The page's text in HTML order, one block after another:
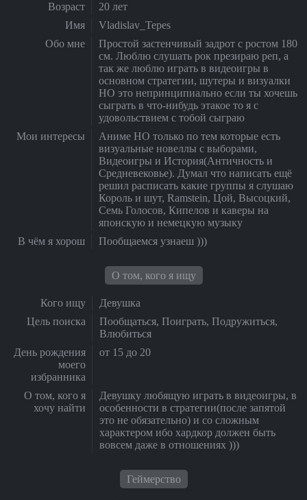
Возраст
20 лет
Имя
Vladislav_Tepes
Обо мне
Простой застенчивый задрот с ростом 180
см. Люблю слушать рок презираю реп, а
так же люблю играть в видеоигры в
основном стратегии, шутеры и визуалки
НО это непринципиально если ты хочешь
сыграть в что-нибудь этакое то я с
удовольствием с тобой сыграю
Мои интересы
Аниме НО только по тем которые есть
визуальные новеллы с выборами,
Видеоигры и История(Античность и
Средневековье). Думал что написать ещё
решил расписать какие группы я слушаю
Король и шут, Ramstein, Цой, Высоцкий,
Семь Голосов, Кипелов и каверы на
японскую и немецкую музыку
В чём я хорош
Пообщаемся узнаеш )))
О том, кого я ищу
Кого ищу
Девушка
Цель поиска
Пообщаться, Поиграть, Подружиться,
Влюбиться
День рождения
моего
избранника
от 15 до 20
О том, кого я
хочу найти
Девушку любящую играть в видеоигры, в
особенности в стратегии(после запятой
это не обязательно) и со сложным
характером ибо хардкор должен быть
вовсем даже в отношениях )))
Геймерство